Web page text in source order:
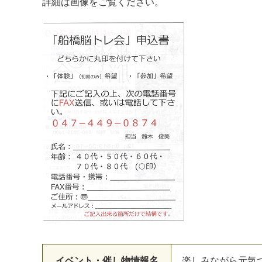
詳細は画像をご覧ください。